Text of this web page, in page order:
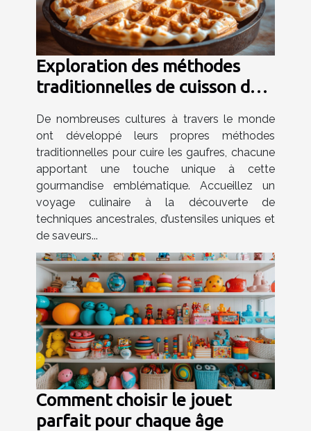
Exploration des méthodes
traditionnelles de cuisson des
De nombreuses cultures à travers le monde
ont développé leurs propres méthodes
traditionnelles pour cuire les gaufres, chacune
apportant une touche unique à cette
gourmandise emblématique. Accueillez un
voyage culinaire à la découverte de
techniques ancestrales, d’ustensiles uniques et
de saveurs...
Comment choisir le jouet
parfait pour chaque âge